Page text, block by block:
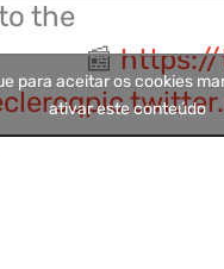
the
📰https://
para aceitar os cookies
ativar este conteúdo